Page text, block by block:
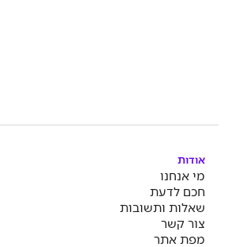
אודות
מי אנחנו
חכם לדעת
שאלות ותשובות
צור קשר
מפת אתר